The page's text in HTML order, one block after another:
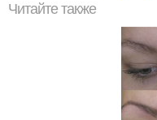
Читайте также